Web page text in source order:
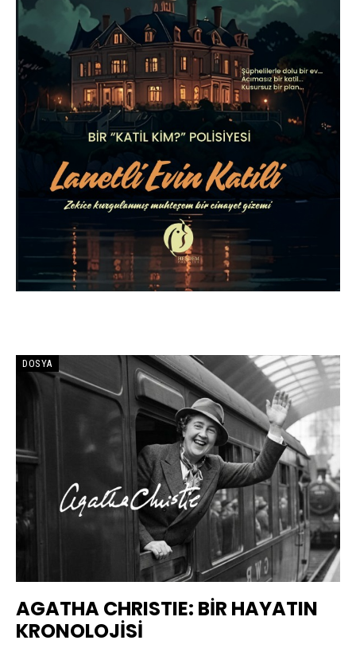
DOSYA
AGATHA CHRISTIE: BİR HAYATIN
KRONOLOJİSİ